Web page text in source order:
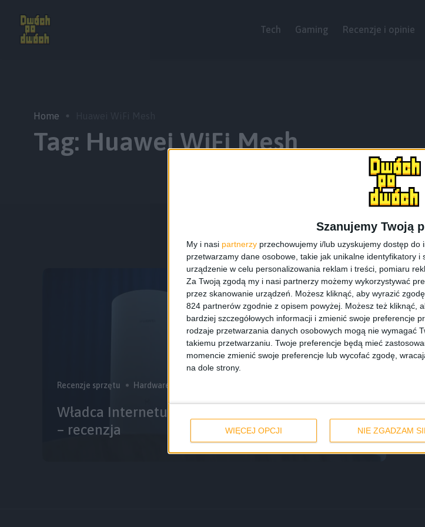
Szanujemy Twoją
My i nasi partnerzy przechowujemy i/lub uzyskujemy dostęp
przetwarzamy dane osobowe, takie jak unikalne identyfikatory i
urządzenie w celu personalizowania reklam i treści, pomiaru
Za Twoją zgodą my i nasi partnerzy możemy wykorzystywać
przez skanowanie urządzeń. Możesz kliknąć, aby wyrazić
824 partnerów zgodnie z opisem powyżej. Możesz też kliknąć,
bardziej szczegółowych informacji i zmienić swoje preferencje
rodzaje przetwarzania danych osobowych mogą nie wymagać
takiemu przetwarzaniu. Twoje preferencje będą mieć
momencie zmienić swoje preferencje lub wycofać zgodę,
na dole strony.
WIĘCEJ OPCJI NIE ZGADZAM
Tech Gaming Recenzje i opinie
Home
Tag: Huawei WiFi Mesh
Recenzje sprzętu Hardware
Władca Internetu: Trzy Wieże. Huawei WiFi Mesh
– recenzja